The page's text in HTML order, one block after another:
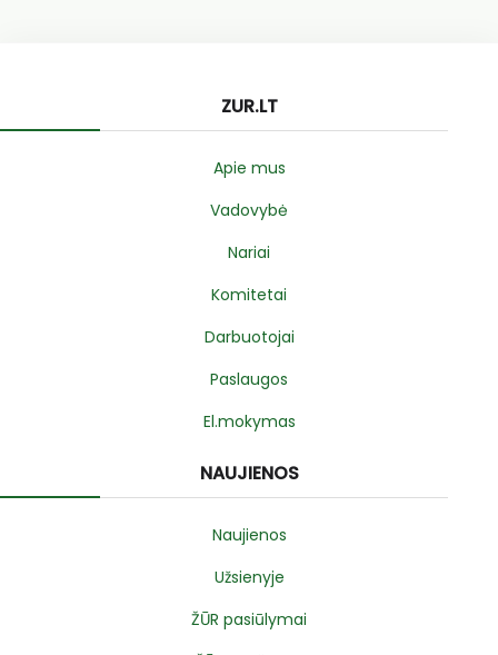
ZUR.LT
Apie mus
Vadovybė
Nariai
Komitetai
Darbuotojai
Paslaugos
El.mokymas
NAUJIENOS
Naujienos
Užsienyje
ŽŪR pasiūlymai